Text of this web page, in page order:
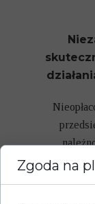
Zgoda na